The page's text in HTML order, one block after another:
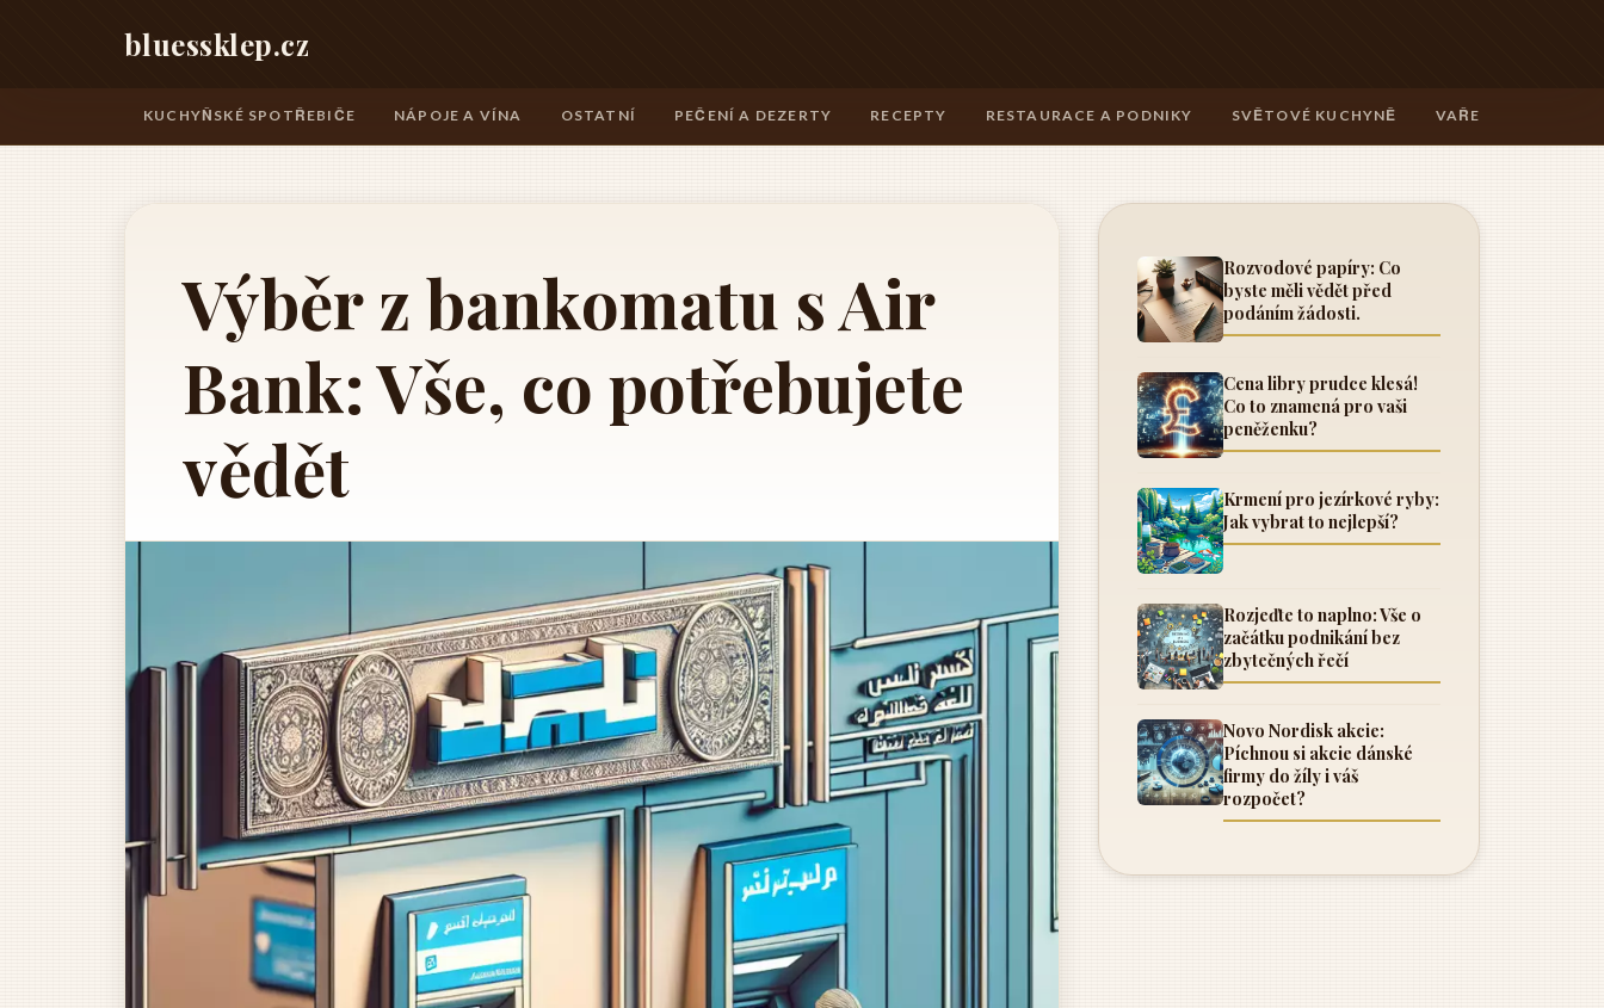
bluessklep.cz
KUCHYŇSKÉ SPOTŘEBIČE NÁPOJE A VÍNA OSTATNÍ PEČENÍ A DEZERTY RECEPTY RESTAURACE A PODNIKY SVĚTOVÉ KUCHYNĚ VAŘENÍ A
Výběr z bankomatu s Air
Bank: Vše, co potřebujete
vědět
Rozvodové papíry: Co
byste měli vědět před
podáním žádosti.
Cena libry prudce klesá!
Co to znamená pro vaši
peněženku?
Krmení pro jezírkové ryby:
Jak vybrat to nejlepší?
Rozjeďte to naplno: Vše o
začátku podnikání bez
zbytečných řečí
Novo Nordisk akcie:
Píchnou si akcie dánské
firmy do žíly i váš
rozpočet?